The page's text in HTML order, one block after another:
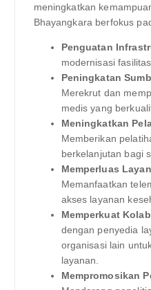
meningkatkan
Bhayangkara berfokus
Penguatan
modernisasi
Peningkatan
Merekrut dan
medis yang
Meningkatkan
Memberikan
berkelanjutan bagi
Memperluas
Memanfaatkan
akses layanan
Memperkuat
dengan penyedia
organisasi lain
layanan.
Mempromosikan